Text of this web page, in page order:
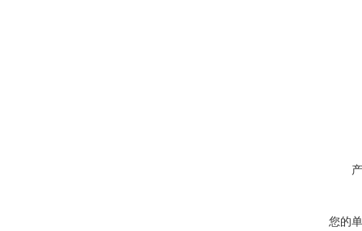
您的